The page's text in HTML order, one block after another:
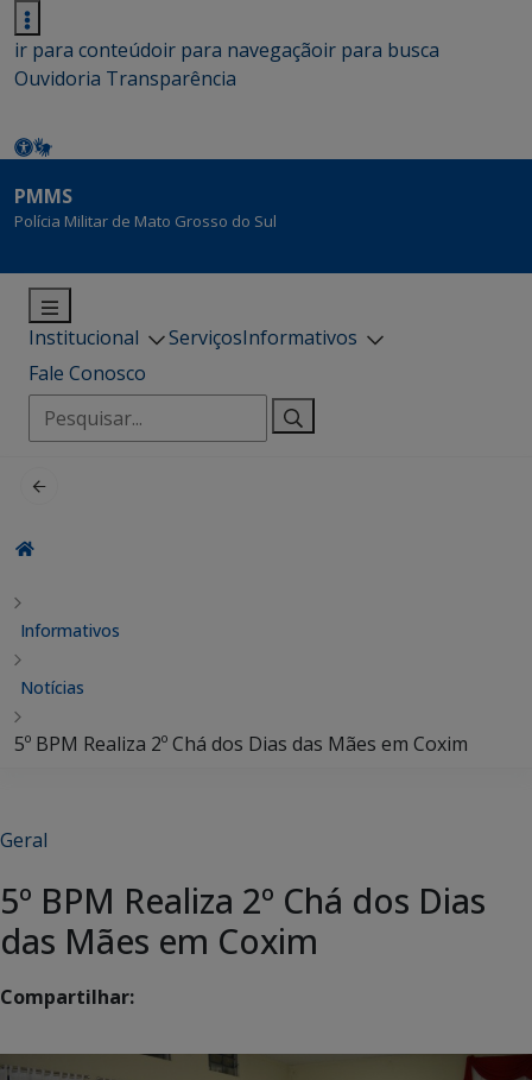
ir para conteúdoir para navegaçãoir para busca
Ouvidoria Transparência
PMMS
Polícia Militar de Mato Grosso do Sul
Institucional ServiçosInformativos
Fale Conosco
Pesquisar
por:
Informativos
Notícias
5º BPM Realiza 2º Chá dos Dias das Mães em Coxim
Geral
5º BPM Realiza 2º Chá dos Dias
das Mães em Coxim
Compartilhar: